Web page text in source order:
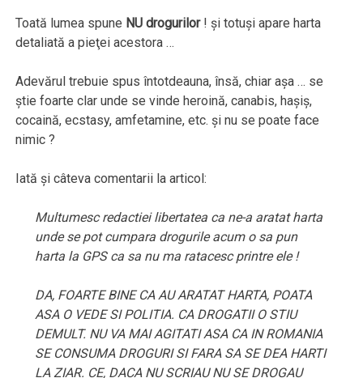
Toată lumea spune NU drogurilor! şi totuşi apare harta
detaliată a pieţei acestora …
Adevărul trebuie spus întotdeauna, însă, chiar aşa … se
ştie foarte clar unde se vinde heroină, canabis, haşiş,
cocaină, ecstasy, amfetamine, etc. şi nu se poate face
nimic ?
Iată şi câteva comentarii la articol:
Multumesc redactiei libertatea ca ne-a aratat harta
unde se pot cumpara drogurile acum o sa pun
harta la GPS ca sa nu ma ratacesc printre ele !
DA, FOARTE BINE CA AU ARATAT HARTA, POATA
ASA O VEDE SI POLITIA. CA DROGATII O STIU
DEMULT. NU VA MAI AGITATI ASA CA IN ROMANIA
SE CONSUMA DROGURI SI FARA SA SE DEA HARTI
LA ZIAR. CE, DACA NU SCRIAU NU SE DROGAU